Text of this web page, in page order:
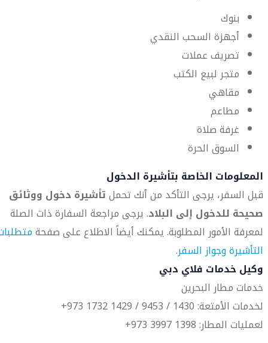
بنوك
أجهزة السحب النقدي
تصريف عملات
متجر لبيع الكتب
مقاهي
مطاعم
غرفة صلاة
السوق الحرة
المعلومات الخاصة بتأشيرة الدخول
قبل السفر، يرجى التأكد من أنك تحملتأشيرة دخول ووثائق
صحيحة للدخول إلى البلاد. يرجى مراجعة السفارة ذات الصلة
لمعرفة الأمور المطلوبة. يمكنك أيضاً الاطلاع على صفحة
التأشيرة وجواز السفر.
وكيل خدمات فلاي دبي
خدمات مطار البحرين
لخدمات الأمتعة: 1430 / 9453 / 1429 1732 973+
لعمليات المطار: 1398 3997 973+